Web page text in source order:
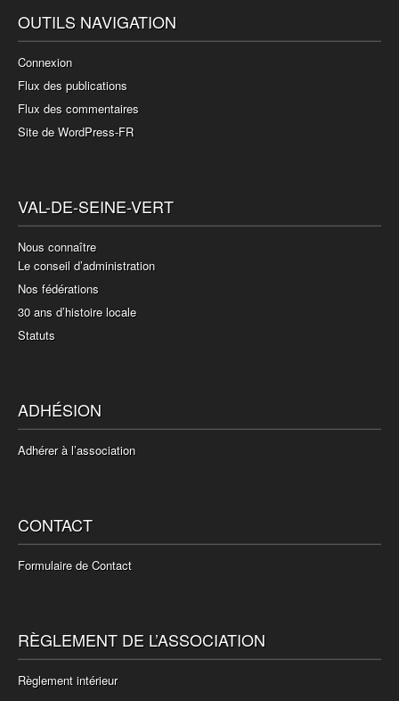
OUTILS NAVIGATION
Connexion
Flux des publications
Flux des commentaires
Site de WordPress-FR
VAL-DE-SEINE-VERT
Nous connaître
Le conseil d’administration
Nos fédérations
30 ans d’histoire locale
Statuts
ADHÉSION
Adhérer à l’association
CONTACT
Formulaire de Contact
RÈGLEMENT DE L’ASSOCIATION
Règlement intérieur